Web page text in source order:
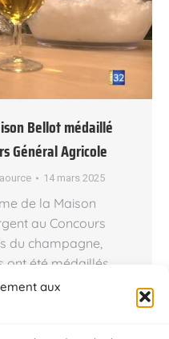
aux
Bellot médaillé
Général Agricole
14 mars 2025
de la Maison
au Concours
du champagne,
ont été médaillés
du Salon de
: les jus de pomme